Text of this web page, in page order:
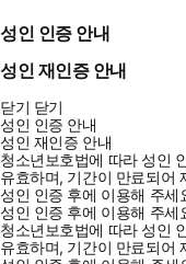
성인 인증 안내
성인 재인증 안내
닫기 닫기
성인 인증 안내
성인 재인증 안내
청소년보호법에 따라 성인
유효하며, 기간이 만료되어
성인 인증 후에 이용해 주세
성인 인증 후에 이용해 주세
청소년보호법에 따라 성인
유효하며, 기간이 만료되어